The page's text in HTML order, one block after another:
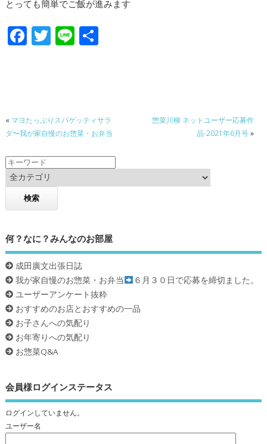
とっても簡単でご飯が進みます
F
o
o
k
T Li 共
« マヨたっぷりスパゲッティサラ
ダ〜我が家自慢のお惣菜・お弁当
惣菜川柳 ネットユーザー応募作
品-2021年6月号»
何？なに？みんなのお部屋
成田廣文出張日誌
我が家自慢のお惣菜・お弁当
６月３０日で応募を締切ました。
ユーザーアンケート抜粋
おすすめのお店とおすすめの一品
お子さんへの気配り
お年寄りへの気配り
お惣菜Q&A
会員様ログインステータス
ログインしていません。
ユーザー名